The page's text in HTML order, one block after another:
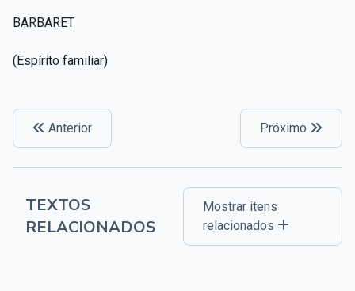
BARBARET
(Espírito familiar)
Anterior Próximo
TEXTOS
RELACIONADOS
Mostrar itens
relacionados